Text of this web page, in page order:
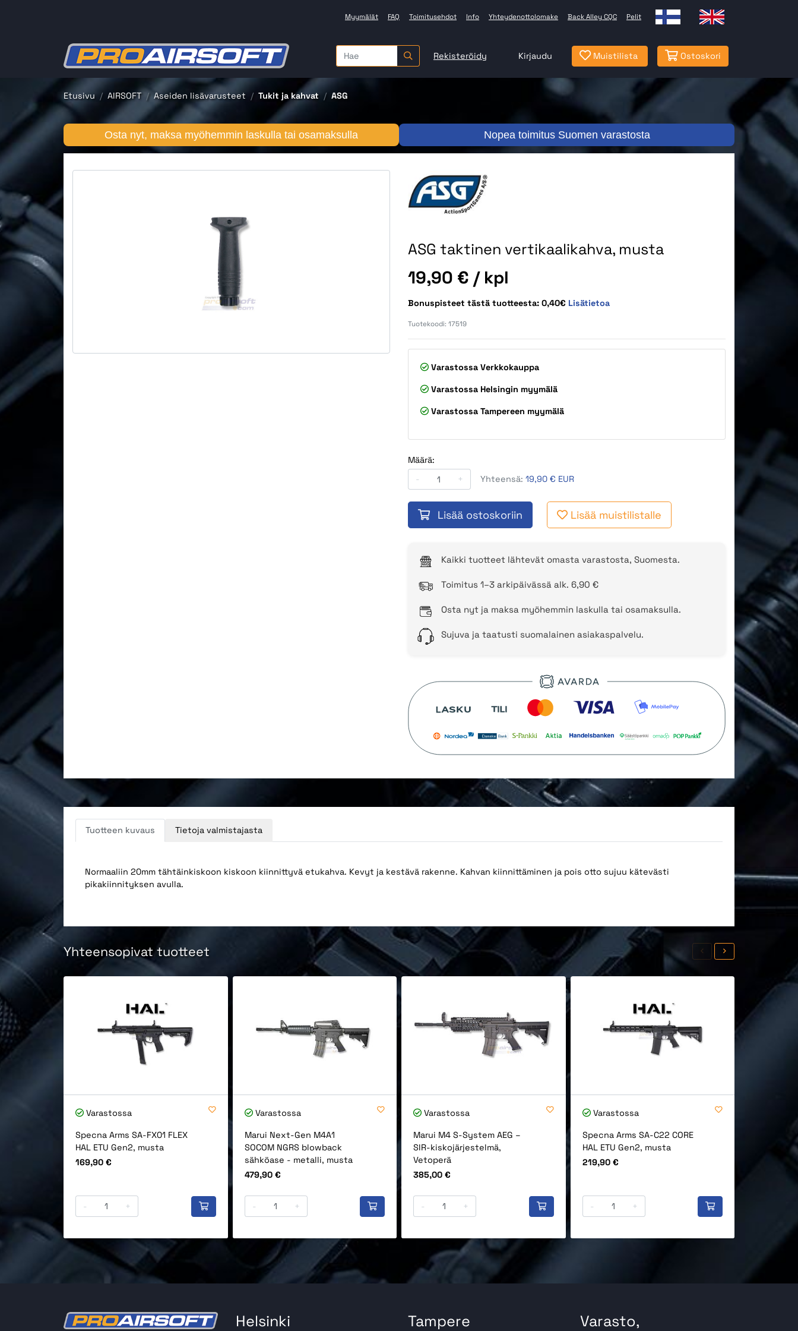
Myymälät FAQ Toimitusehdot Info Yhteydenottolomake Back Alley CQC Pelit
Rekisteröidy Kirjaudu Muistilista Ostoskori
Etusivu AIRSOFT Aseiden lisävarusteet Tukit ja kahvat ASG
Osta nyt, maksa myöhemmin laskulla tai osamaksulla Nopea toimitus Suomen varastosta
ASG taktinen vertikaalikahva, musta
Hinta
19,90 € / kpl
Bonuspisteet tästä tuotteesta: 0,40€ Lisätietoa
Tuotekoodi: 17519
Varastossa Verkkokauppa
Varastossa Helsingin myymälä
Varastossa Tampereen myymälä
Määrä:
-
+ Yhteensä: 19,90 € EUR
Lisää ostoskoriin Lisää muistilistalle
Kaikki tuotteet lähtevät omasta varastosta, Suomesta.
Toimitus 1–3 arkipäivässä alk. 6,90 €
Osta nyt ja maksa myöhemmin laskulla tai osamaksulla.
Sujuva ja taatusti suomalainen asiakaspalvelu.
Tuotteen kuvaus Tietoja valmistajasta
Normaaliin 20mm tähtäinkiskoon kiskoon kiinnittyvä etukahva. Kevyt ja kestävä rakenne. Kahvan kiinnittäminen ja pois otto sujuu kätevästi
pikakiinnityksen avulla.
Yhteensopivat tuotteet
Varastossa
Specna Arms SA-FX01 FLEX
HAL ETU Gen2, musta
Hinta
169,90 €
- +
Varastossa
Marui Next-Gen M4A1
SOCOM NGRS blowback
sähköase - metalli, musta
Hinta
479,90 €
- +
Varastossa
Marui M4 S-System AEG –
SIR-kiskojärjestelmä,
Vetoperä
Hinta
385,00 €
- +
Varastossa
Specna Arms SA-C22 CORE
HAL ETU Gen2, musta
Hinta
219,90 €
- +
Specna
HAL ETU
199,90 €
Helsinki Tampere
Varasto,